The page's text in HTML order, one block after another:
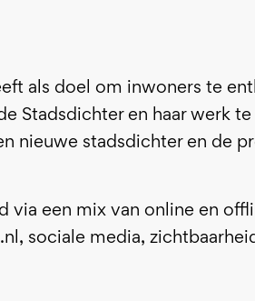
als doel om inwoners te
Stadsdichter en haar werk
nieuwe stadsdichter en de
via een mix van online en
sociale media,